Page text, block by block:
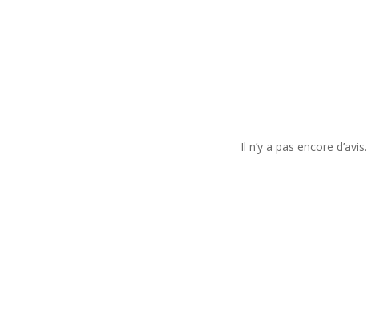
Il n’y a pas encore d’avis.